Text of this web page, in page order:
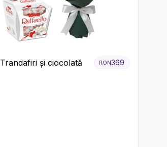
Trandafiri și ciocolată RON369